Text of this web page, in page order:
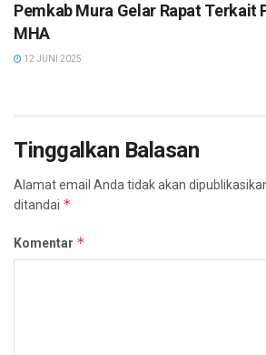
Pemkab Mura Gelar Rapat Terkait
MHA
12 JUNI 2025
Tinggalkan Balasan
Alamat email Anda tidak akan
ditandai *
Komentar *